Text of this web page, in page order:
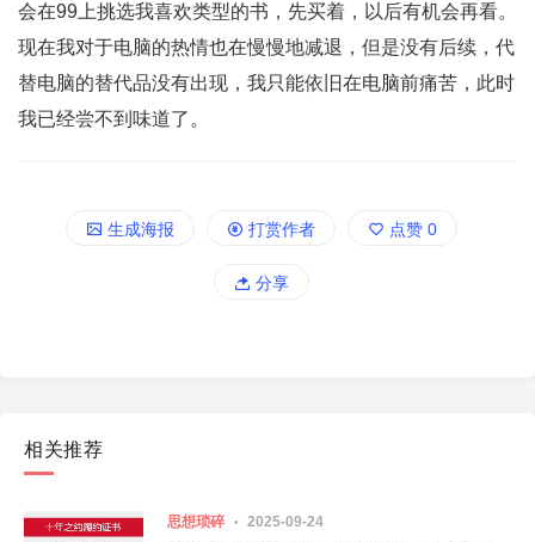
会在99上挑选我喜欢类型的书，先买着，以后有机会再看。
现在我对于电脑的热情也在慢慢地减退，但是没有后续，代
替电脑的替代品没有出现，我只能依旧在电脑前痛苦，此时
我已经尝不到味道了。
生成海报 打赏作者 点赞 0
分享
相关推荐
思想琐碎 2025-09-24